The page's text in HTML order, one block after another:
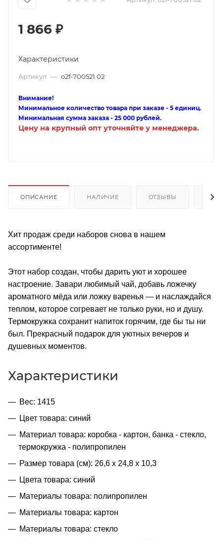
1 866 ₽
Характеристики
Артикул — o2f-700521.02
Внимание!
Минимальное количество товара при заказе - 5 единиц.
Минимальная сумма заказа - 25 000 рублей.
Цену на крупный опт уточняйте у менеджера.
ОПИСАНИЕ НАЛИЧИЕ ОТЗЫВЫ
Хит продаж среди наборов снова в нашем
ассортименте!
Этот набор создан, чтобы дарить уют и хорошее
настроение. Завари любимый чай, добавь ложечку
ароматного мёда или ложку варенья — и наслаждайся
теплом, которое согревает не только руки, но и душу.
Термокружка сохранит напиток горячим, где бы ты ни
был. Прекрасный подарок для уютных вечеров и
душевных моментов.
Характеристики
Вес: 1415
Цвет товара: синий
Материал товара: коробка - картон, банка - стекло,
термокружка - полипропилен
Размер товара (см): 26,6 х 24,8 х 10,3
Цвета товара: синий
Материалы товара: полипропилен
Материалы товара: картон
Материалы товара: стекло